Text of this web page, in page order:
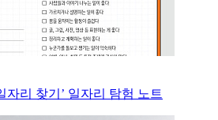
자리 찾기’ 일자리 탐험 노트